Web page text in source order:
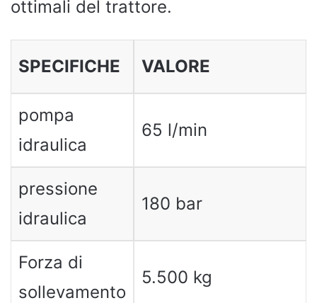
ottimali del trattore.
SPECIFICHE VALORE
pompa
idraulica
65 l/min
pressione
idraulica
180 bar
Forza di
sollevamento
5.500 kg